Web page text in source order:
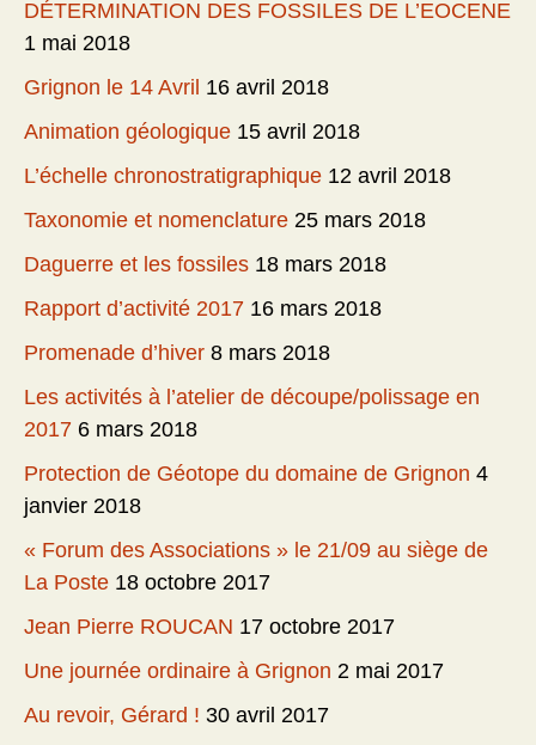
DÉTERMINATION DES FOSSILES DE L’EOCENE
1 mai 2018
Grignon le 14 Avril 16 avril 2018
Animation géologique 15 avril 2018
L’échelle chronostratigraphique 12 avril 2018
Taxonomie et nomenclature 25 mars 2018
Daguerre et les fossiles 18 mars 2018
Rapport d’activité 2017 16 mars 2018
Promenade d’hiver 8 mars 2018
Les activités à l’atelier de découpe/polissage en
2017 6 mars 2018
Protection de Géotope du domaine de Grignon 4
janvier 2018
« Forum des Associations » le 21/09 au siège de
La Poste 18 octobre 2017
Jean Pierre ROUCAN 17 octobre 2017
Une journée ordinaire à Grignon 2 mai 2017
Au revoir, Gérard ! 30 avril 2017